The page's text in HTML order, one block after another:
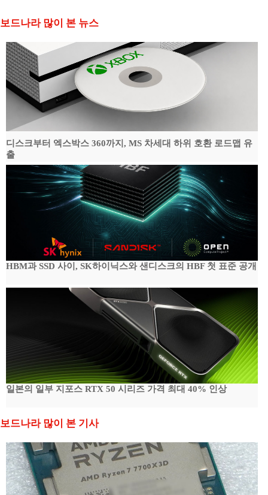
보드나라 많이 본 뉴스
디스크부터 엑스박스 360까지, MS 차세대 하위 호환 로드맵 유
출
HBM과 SSD 사이, SK하이닉스와 샌디스크의 HBF 첫 표준 공개
일본의 일부 지포스 RTX 50 시리즈 가격 최대 40% 인상
보드나라 많이 본 기사